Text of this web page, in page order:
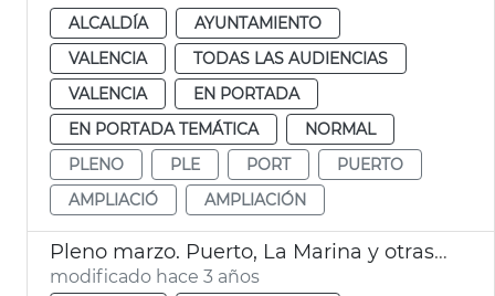
ALCALDÍA
AYUNTAMIENTO
VALENCIA
TODAS LAS AUDIENCIAS
VALENCIA
EN PORTADA
EN PORTADA TEMÁTICA
NORMAL
PLENO
PLE PORT
PUERTO
AMPLIACIÓ
AMPLIACIÓN
Pleno marzo. Puerto, La Marina y otras mociones
modificado hace 3 años